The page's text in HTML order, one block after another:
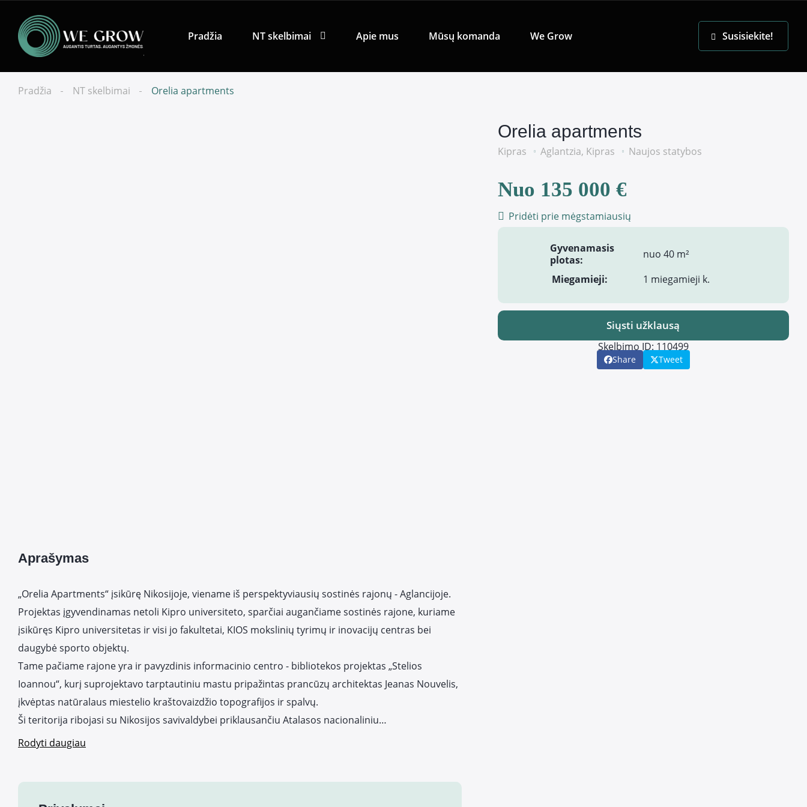
Pradžia NT skelbimai Apie mus Mūsų komanda We Grow Susisiekite!
Pradžia NT skelbimai Orelia apartments
Aprašymas
„Orelia Apartments“ įsikūrę Nikosijoje, viename iš perspektyviausių sostinės rajonų - Aglancijoje.
Projektas įgyvendinamas netoli Kipro universiteto, sparčiai augančiame sostinės rajone, kuriame
įsikūręs Kipro universitetas ir visi jo fakultetai, KIOS mokslinių tyrimų ir inovacijų centras bei
daugybė sporto objektų.
Tame pačiame rajone yra ir pavyzdinis informacinio centro - bibliotekos projektas „Stelios
Ioannou“, kurį suprojektavo tarptautiniu mastu pripažintas prancūzų architektas Jeanas Nouvelis,
įkvėptas natūralaus miestelio kraštovaizdžio topografijos ir spalvų.
Ši teritorija ribojasi su Nikosijos savivaldybei priklausančiu Atalasos nacionaliniu…
Rodyti daugiau
Orelia apartments
Kipras Aglantzia, Kipras Naujos statybos
Nuo 135 000 €
Pridėti prie mėgstamiausių
Gyvenamasis
plotas:
nuo 40 m²
Miegamieji:
1 miegamieji k.
Siųsti užklausą
Skelbimo ID: 110499
Share Tweet